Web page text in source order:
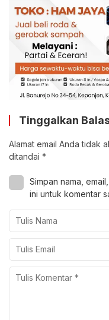
Tinggalkan
Alamat email Anda tidak
ditandai *
Simpan nama,
ini untuk komentar